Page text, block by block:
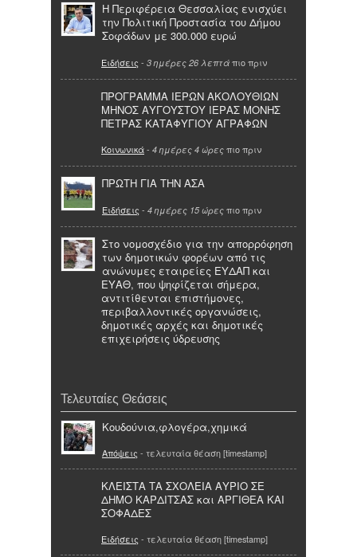
Η Περιφέρεια Θεσσαλίας ενισχύει
την Πολιτική Προστασία του Δήμου
Σοφάδων με 300.000 ευρώ
Ειδήσεις - 3 ημέρες 26 λεπτά πιο πριν
ΠΡΟΓΡΑΜΜΑ ΙΕΡΩΝ ΑΚΟΛΟΥΘΙΩΝ
ΜΗΝΟΣ ΑΥΓΟΥΣΤΟΥ ΙΕΡΑΣ ΜΟΝΗΣ
ΠΕΤΡΑΣ ΚΑΤΑΦΥΓΙΟΥ ΑΓΡΑΦΩΝ
Κοινωνικά- 4 ημέρες 4 ώρες πιο πριν
ΠΡΩΤΗ ΓΙΑ ΤΗΝ ΑΣΑ
Ειδήσεις - 4 ημέρες 15 ώρες πιο πριν
Στο νομοσχέδιο για την απορρόφηση
των δημοτικών φορέων από τις
ανώνυμες εταιρείες ΕΥΔΑΠ και
ΕΥΑΘ, που ψηφίζεται σήμερα,
αντιτίθενται επιστήμονες,
περιβαλλοντικές οργανώσεις,
δημοτικές αρχές και δημοτικές
επιχειρήσεις ύδρευσης
Τελευταίες Θεάσεις
Κουδούνια,φλογέρα,χημικά
Απόψεις - τελευταία θέαση [timestamp]
ΚΛΕΙΣΤΑ ΤΑ ΣΧΟΛΕΙΑ ΑΥΡΙΟ ΣΕ
ΔΗΜΟ ΚΑΡΔΙΤΣΑΣ και ΑΡΓΙΘΕΑ ΚΑΙ
ΣΟΦΑΔΕΣ
Ειδήσεις - τελευταία θέαση [timestamp]